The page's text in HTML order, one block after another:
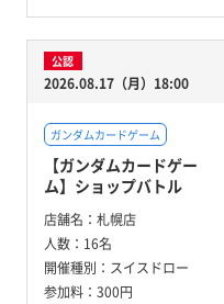
公認
2026.08.17（月）18:00
ガンダムカードゲーム
【ガンダムカードゲー
ム】ショップバトル
店舗名： 札幌店
人数： 16名
開催種別： スイスドロー
参加料： 300円